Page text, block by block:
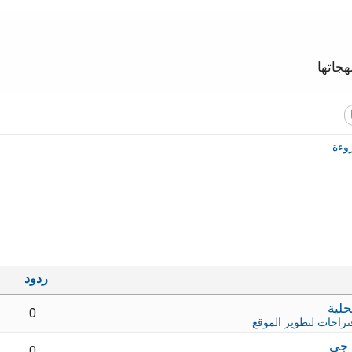
ردود
لتطوير الموقع
0
جي